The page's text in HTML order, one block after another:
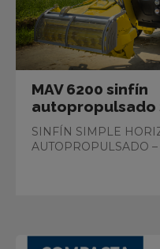
MAV 6200 sinfín
autopropulsado
SINFÍN SIMPLE
AUTOPROPULSADO –